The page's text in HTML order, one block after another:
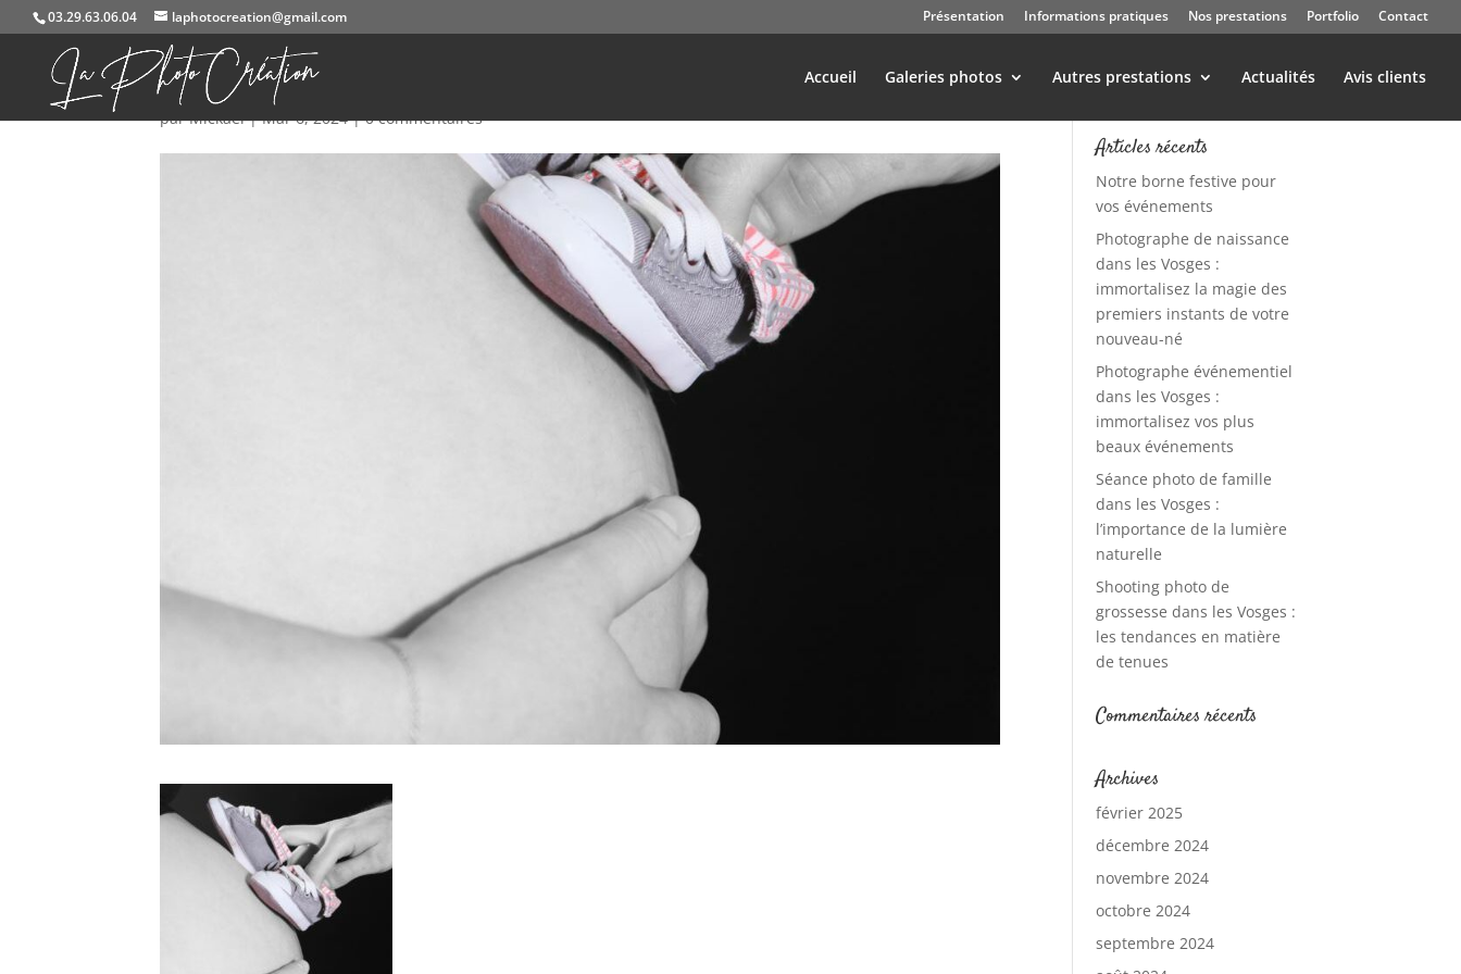
03.29.63.06.04 laphotocreation@gmail.com Présentation Informations pratiques Nos prestations Portfolio Contact
Accueil Galeries photos Autres prestations Actualités Avis clients
10
parMickael|Mar 6, 2024|0 commentaires
Articles récents
Notre borne festive pour
vos événements
Photographe de naissance
dans les Vosges :
immortalisez la magie des
premiers instants de votre
nouveau-né
Photographe événementiel
dans les Vosges :
immortalisez vos plus
beaux événements
Séance photo de famille
dans les Vosges :
l’importance de la lumière
naturelle
Shooting photo de
grossesse dans les Vosges :
les tendances en matière
de tenues
Commentaires récents
Archives
février 2025
décembre 2024
novembre 2024
octobre 2024
septembre 2024